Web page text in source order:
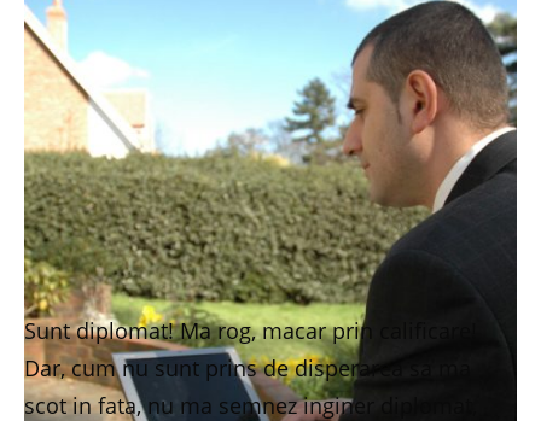
Sunt diplomat! Ma rog, macar prin calificare!
Dar, cum nu sunt prins de disperarea sa ma
scot in fata, nu ma semnez inginer diplomat,